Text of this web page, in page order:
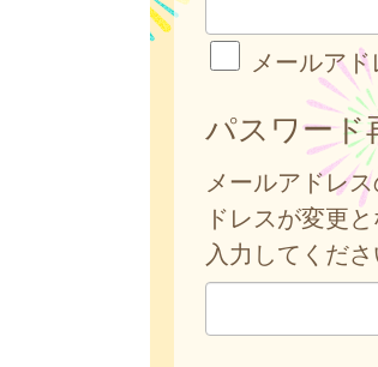
メールア
パスワード
メールアドレ
ドレスが変更
入力してくださ